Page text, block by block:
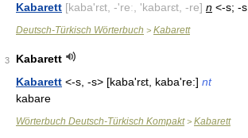
Kabarett [kaba'rɛt, -'reː, 'kabarɛt, -re] n <-s; -s,
Deutsch-Türkisch Wörterbuch > Kabarett
3
Kabarett
Kabarett <-s, -s> [kaba'rɛt, kaba're:] nt
kabare
Wörterbuch Deutsch-Türkisch Kompakt> Kabarett